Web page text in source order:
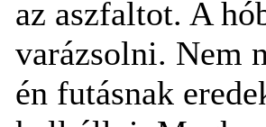
az aszfaltot. A
varázsolni. Nem
én futásnak